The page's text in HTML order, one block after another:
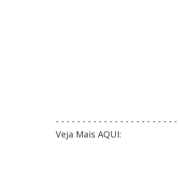
- - - - - - - - - - - - - - - - - - - - - -
Veja Mais AQUI: